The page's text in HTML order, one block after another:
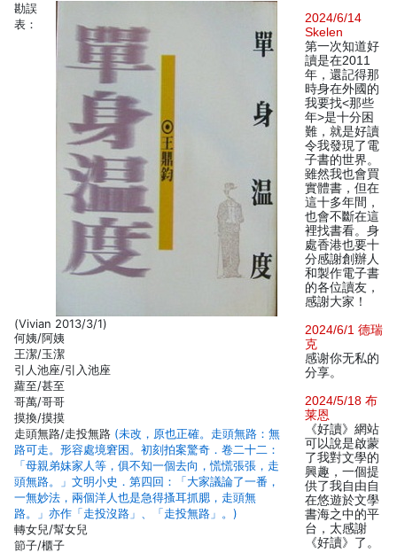
勘誤
表：
(Vivian 2013/3/1)
何姨/阿姨
王潔/玉潔
引人池座/引入池座
蘿至/甚至
哥萬/哥哥
摸換/摸摸
走頭無路/走投無路 (未改，原也正確。走頭無路：無
路可走。形容處境窘困。初刻拍案驚奇．卷二十二：
「母親弟妹家人等，俱不知一個去向，慌慌張張，走
頭無路。」文明小史．第四回：「大家議論了一番，
一無妙法，兩個洋人也是急得搔耳抓腮，走頭無
路。」亦作「走投沒路」、「走投無路」。)
轉女兒/幫女兒
節子/櫃子
2024/6/14
Skelen
第一次知道好
讀是在2011
年，還記得那
時身在外國的
我要找<那些
年>是十分困
難，就是好讀
令我發現了電
子書的世界。
雖然我也會買
實體書，但在
這十多年間，
也會不斷在這
裡找書看。身
處香港也要十
分感謝創辦人
和製作電子書
的各位讀友，
感謝大家！
2024/6/1 德瑞
克
感谢你无私的
分享。
2024/5/18 布
莱恩
《好讀》網站
可以說是啟蒙
了我對文學的
興趣，一個提
供了我自由自
在悠遊於文學
書海之中的平
台，太感謝
《好讀》了。